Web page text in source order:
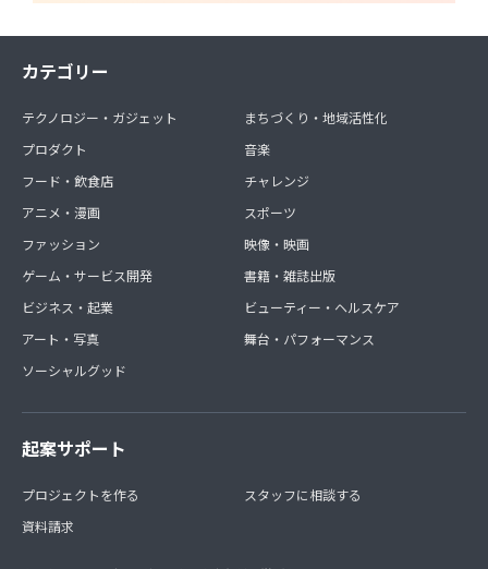
カテゴリー
テクノロジー・ガジェット
プロダクト
フード・飲食店
アニメ・漫画
ファッション
ゲーム・サービス開発
ビジネス・起業
アート・写真
ソーシャルグッド
まちづくり・地域活性化
音楽
チャレンジ
スポーツ
映像・映画
書籍・雑誌出版
ビューティー・ヘルスケア
舞台・パフォーマンス
起案サポート
プロジェクトを作る
資料請求
スタッフに相談する